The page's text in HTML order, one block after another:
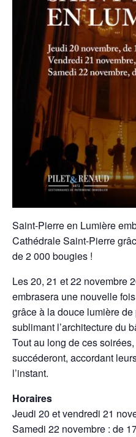
Saint-Pierre en Lumière
Cathédrale Saint-Pierre
de 2 000 bougies !
Les 20, 21 et 22 novembre
embrasera une nouvelle
grâce à la douce lumière
sublimant l’architecture du
Tout au long de ces
succéderont, accordant
l’instant.
Horaires
Jeudi 20 et vendredi 21
Samedi 22 novembre : de